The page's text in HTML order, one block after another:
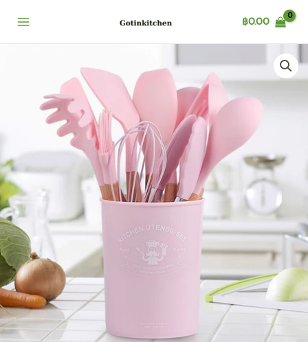
฿0.00
โคน
ทน
ความ
ร้อน
เครื่อง
ครัว
ทัพพี
ตะหลิว
Kitchen
set
quantity